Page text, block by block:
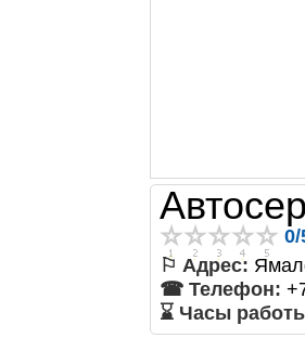
0/
⚐ Адрес:
☎ Телефон:
⌛ Часы